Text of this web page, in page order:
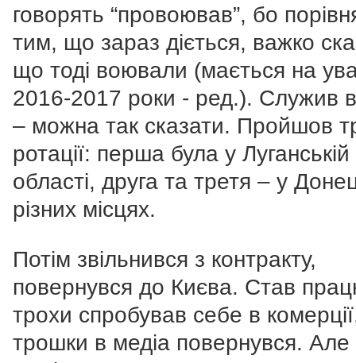
говорять “провоював”, бо
тим, що зараз діється, важко
що тоді воювали (мається на
2016-2017 роки - ред.). Служив
– можна так сказати. Пройшов
ротації: перша була у Луганській
області, друга та третя – у
різних місцях.
Потім звільнився з контракту,
повернувся до Києва. Став
трохи спробував себе в
трошки в медіа повернувся. Але